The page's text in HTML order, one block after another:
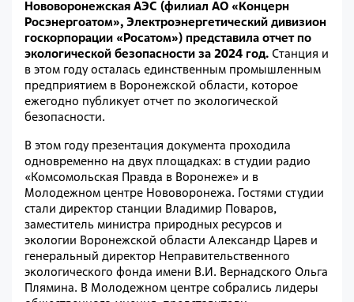
Нововоронежская АЭС (филиал АО «Концерн
Росэнергоатом», Электроэнергетический дивизион
госкорпорации «Росатом») представила отчет по
экологической безопасности за 2024 год. Станция и
в этом году осталась единственным промышленным
предприятием в Воронежской области, которое
ежегодно публикует отчет по экологической
безопасности.
В этом году презентация документа проходила
одновременно на двух площадках: в студии радио
«Комсомольская Правда в Воронеже» и в
Молодежном центре Нововоронежа. Гостями студии
стали директор станции Владимир Поваров,
заместитель министра природных ресурсов и
экологии Воронежской области Александр Царев и
генеральный директор Неправительственного
экологического фонда имени В.И. Вернадского Ольга
Плямина. В Молодежном центре собрались лидеры